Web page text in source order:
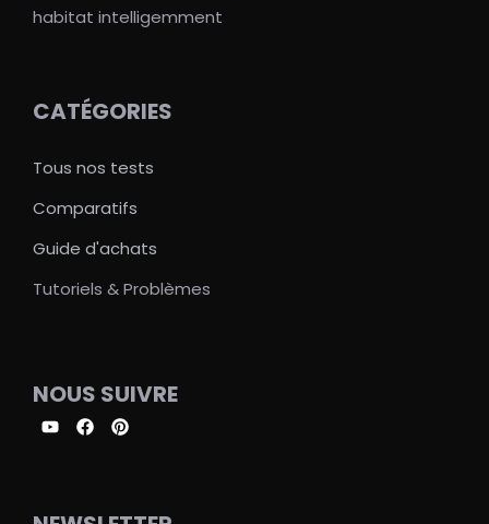
habitat intelligemment
CATÉGORIES
Tous nos tests
Comparatifs
Guide d'achats
Tutoriels & Problèmes
NOUS SUIVRE